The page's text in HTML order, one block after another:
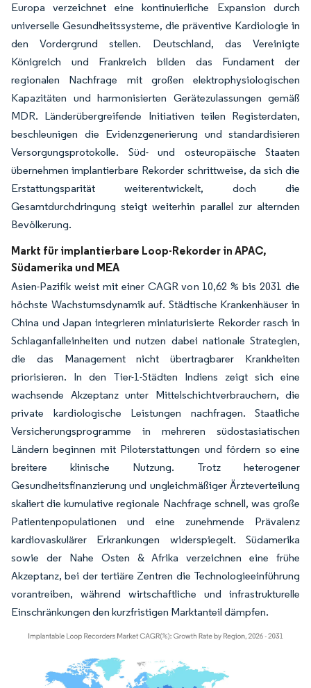
Europa verzeichnet eine kontinuierliche Expansion durch
universelle Gesundheitssysteme, die präventive Kardiologie in
den Vordergrund stellen. Deutschland, das Vereinigte
Königreich und Frankreich bilden das Fundament der
regionalen Nachfrage mit großen elektrophysiologischen
Kapazitäten und harmonisierten Gerätezulassungen gemäß
MDR. Länderübergreifende Initiativen teilen Registerdaten,
beschleunigen die Evidenzgenerierung und standardisieren
Versorgungsprotokolle. Süd- und osteuropäische Staaten
übernehmen implantierbare Rekorder schrittweise, da sich die
Erstattungsparität weiterentwickelt, doch die
Gesamtdurchdringung steigt weiterhin parallel zur alternden
Bevölkerung.
Markt für implantierbare Loop-Rekorder in APAC,
Südamerika und MEA
Asien-Pazifik weist mit einer CAGR von 10,62 % bis 2031 die
höchste Wachstumsdynamik auf. Städtische Krankenhäuser in
China und Japan integrieren miniaturisierte Rekorder rasch in
Schlaganfalleinheiten und nutzen dabei nationale Strategien,
die das Management nicht übertragbarer Krankheiten
priorisieren. In den Tier-1-Städten Indiens zeigt sich eine
wachsende Akzeptanz unter Mittelschichtverbrauchern, die
private kardiologische Leistungen nachfragen. Staatliche
Versicherungsprogramme in mehreren südostasiatischen
Ländern beginnen mit Piloterstattungen und fördern so eine
breitere klinische Nutzung. Trotz heterogener
Gesundheitsfinanzierung und ungleichmäßiger Ärzteverteilung
skaliert die kumulative regionale Nachfrage schnell, was große
Patientenpopulationen und eine zunehmende Prävalenz
kardiovaskulärer Erkrankungen widerspiegelt. Südamerika
sowie der Nahe Osten & Afrika verzeichnen eine frühe
Akzeptanz, bei der tertiäre Zentren die Technologieeinführung
vorantreiben, während wirtschaftliche und infrastrukturelle
Einschränkungen den kurzfristigen Marktanteil dämpfen.